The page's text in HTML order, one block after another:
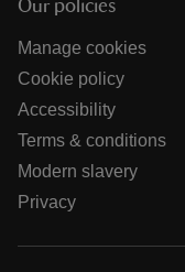
Our policies
Manage cookies
Cookie policy
Accessibility
Terms & conditions
Modern slavery
Privacy